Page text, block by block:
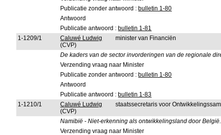
Publicatie zonder antwoord : bulletin 1-80
Antwoord
Publicatie antwoord : bulletin 1-81
1-1209/1
Caluwé Ludwig
(CVP)
minister van Financiën
De kaders van de sector invorderingen van de regionale
Verzending vraag naar Minister
Publicatie zonder antwoord : bulletin 1-80
Antwoord
Publicatie antwoord : bulletin 1-83
1-1210/1
Caluwé Ludwig
(CVP)
staatssecretaris voor
Namibië - Niet-erkenning als ontwikkelingsland door België.
Verzending vraag naar Minister